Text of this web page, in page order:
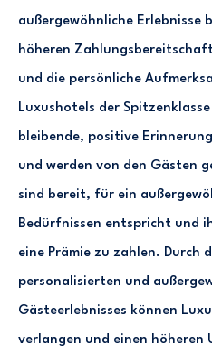
außergewöhnliche Erlebnisse
höheren
und die persönliche
Luxushotels der
bleibende, positive
und werden von den Gästen
sind bereit, für ein
Bedürfnissen entspricht und
eine Prämie zu zahlen. Durch
personalisierten und
Gästeerlebnisses können
verlangen und einen höheren